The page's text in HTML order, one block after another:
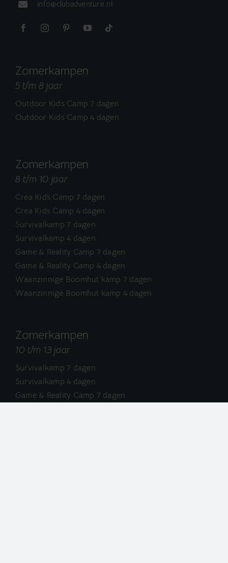
info@clubadventure.nl
Zomerkampen
5 t/m 8 jaar
Outdoor Kids Camp 7 dagen
Outdoor Kids Camp 4 dagen
Zomerkampen
8 t/m 10 jaar
Crea Kids Camp 7 dagen
Crea Kids Camp 4 dagen
Survivalkamp 7 dagen
Survivalkamp 4 dagen
Game & Reality Camp 7 dagen
Game & Reality Camp 4 dagen
Waanzinnige Boomhut kamp 7 dagen
Waanzinnige Boomhut kamp 4 dagen
Zomerkampen
10 t/m 13 jaar
Survivalkamp 7 dagen
Survivalkamp 4 dagen
Game & Reality Camp 7 dagen